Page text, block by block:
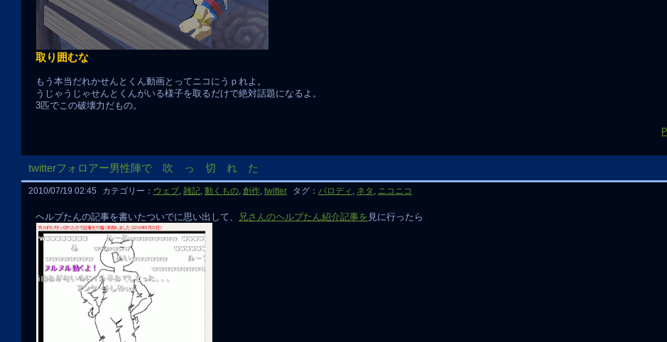
取り囲むな
もう本当だれかせんとくん動画とってニコにうｐれよ。
うじゃうじゃせんとくんがいる様子を取るだけで絶対話題になるよ。
3匹でこの破壊力だもの。
twitterフォロアー男性陣で 吹 っ 切 れ た
2010/07/19 02:45 カテゴリー： ウェブ 雑記 動くもの 創作 twitter タグ： パロディ ネタ ニコニコ
ヘルプたんの記事を書いたついでに思い出して、 兄さんのヘルプたん紹介記事を 見に行ったら